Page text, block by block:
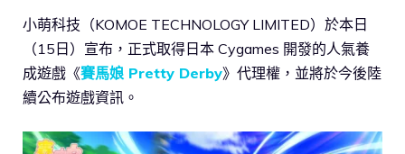
小萌科技（KOMOE TECHNOLOGY LIMITED）於本日
（15日）宣布，正式取得日本 Cygames 開發的人氣養
成遊戲《賽馬娘 Pretty Derby》代理權，並將於今後陸
續公布遊戲資訊。